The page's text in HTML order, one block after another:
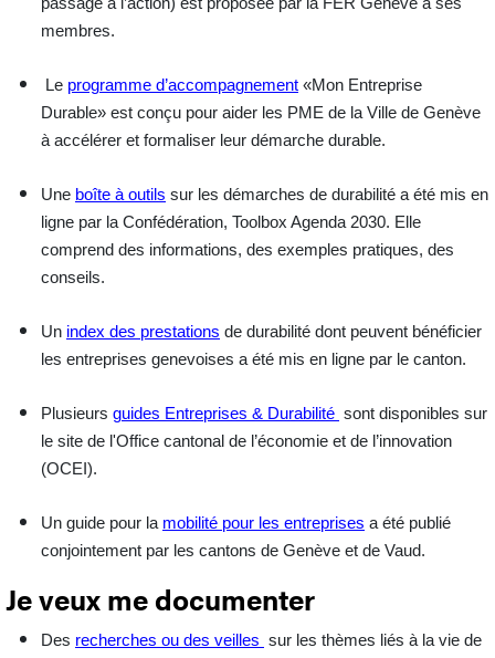
passage à l’action) est proposée par la FER Genève à ses
membres.
Le programme d’accompagnement «Mon Entreprise
Durable» est conçu pour aider les PME de la Ville de Genève
à accélérer et formaliser leur démarche durable.
Une boîte à outils sur les démarches de durabilité a été mis en
ligne par la Confédération, Toolbox Agenda 2030. Elle
comprend des informations, des exemples pratiques, des
conseils.
Un index des prestations de durabilité dont peuvent bénéficier
les entreprises genevoises a été mis en ligne par le canton.
Plusieurs guides Entreprises & Durabilité sont disponibles sur
le site de l'Office cantonal de l’économie et de l’innovation
(OCEI).
Un guide pour la mobilité pour les entreprises a été publié
conjointement par les cantons de Genève et de Vaud.
Je veux me documenter
Des recherches ou des veilles sur les thèmes liés à la vie de